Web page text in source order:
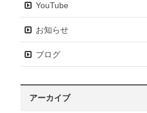
YouTube
お知らせ
ブログ
アーカイブ